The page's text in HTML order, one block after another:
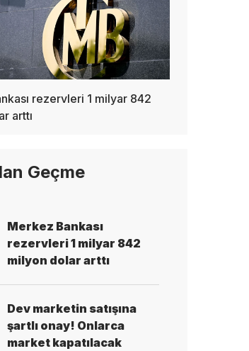
rezervleri 1 milyar 842
arttı
Geçme
Merkez Bankası
rezervleri 1 milyar 842
milyon dolar arttı
Dev marketin satışına
şartlı onay! Onlarca
market kapatılacak